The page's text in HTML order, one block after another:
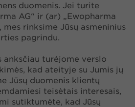
duomenis. Jei turite
AG“ ir (ar) „Ewopharma
mes rinksime Jūsų asmeninius
pagrindu.
anksčiau turėjome verslo
kad ateityje su Jumis jų
Jūsų duomenis klientų
teisėtais interesais,
sutiktumėte, kad Jūsų